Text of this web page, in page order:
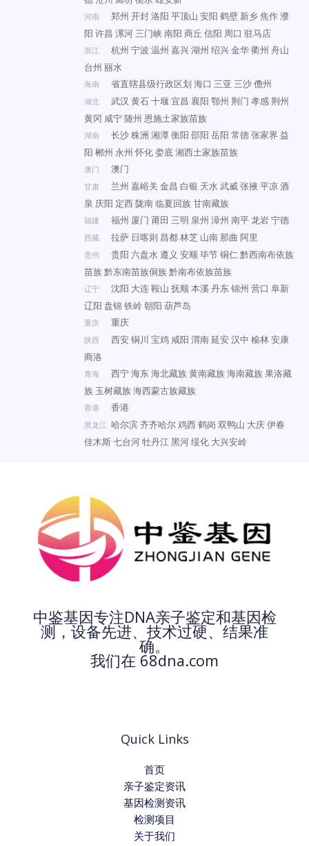
河南 郑州 开封洛阳 平顶山 安阳 鹤壁 新乡焦作濮
阳 许昌 漯河三门峡南阳 商丘 信阳 周口 驻马店
浙江 杭州 宁波 温州 嘉兴湖州 绍兴金华衢州 舟山
台州 丽水
海南 省直辖县级行政区划 海口 三亚 三沙儋州
湖北 武汉 黄石十堰 宜昌 襄阳 鄂州 荆门 孝感荆州
黄冈 咸宁随州 恩施土家族苗族
湖南 长沙株洲 湘潭衡阳 邵阳 岳阳 常德张家界 益
阳 郴州 永州 怀化娄底湘西土家族苗族
澳门 澳门
甘肃 兰州 嘉峪关 金昌 白银 天水武威张掖平凉酒
泉 庆阳 定西陇南临夏回族甘南藏族
福建 福州 厦门 莆田 三明 泉州 漳州 南平龙岩宁德
西藏 拉萨 日喀则 昌都林芝 山南那曲 阿里
贵州 贵阳 六盘水遵义 安顺毕节铜仁黔西南布依族
苗族黔东南苗族侗族黔南布依族苗族
辽宁 沈阳 大连鞍山 抚顺本溪丹东锦州 营口 阜新
辽阳 盘锦铁岭朝阳 葫芦岛
重庆 重庆
陕西 西安铜川 宝鸡 咸阳 渭南延安汉中 榆林安康
商洛
青海 西宁海东海北藏族黄南藏族海南藏族果洛藏
族 玉树藏族海西蒙古族藏族
香港 香港
黑龙江 哈尔滨齐齐哈尔鸡西鹤岗 双鸭山 大庆伊春
佳木斯七台河牡丹江黑河绥化 大兴安岭
中鉴基因专注DNA亲子鉴定和基因检
测，设备先进、技术过硬、结果准
确。
我们在 68dna.com
Quick Links
首页
亲子鉴定资讯
基因检测资讯
检测项目
关于我们